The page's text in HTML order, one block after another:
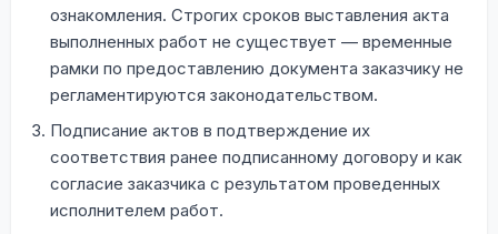
ознакомления. Строгих сроков выставления акта
выполненных работ не существует — временные
рамки по предоставлению документа заказчику не
регламентируются законодательством.
Подписание актов в подтверждение их
соответствия ранее подписанному договору и как
согласие заказчика с результатом проведенных
исполнителем работ.